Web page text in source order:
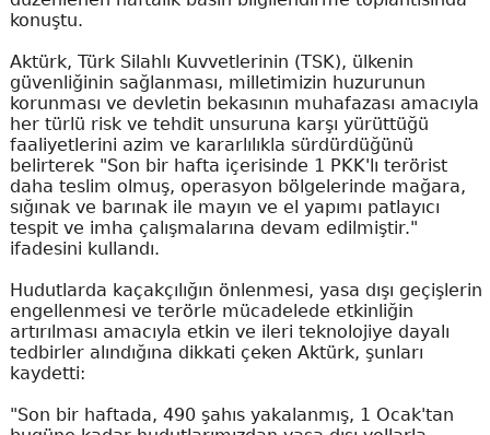
konuştu.
Aktürk, Türk Silahlı Kuvvetlerinin (TSK), ülkenin
güvenliğinin sağlanması, milletimizin huzurunun
korunması ve devletin bekasının muhafazası amacıyla
her türlü risk ve tehdit unsuruna karşı yürüttüğü
faaliyetlerini azim ve kararlılıkla sürdürdüğünü
belirterek "Son bir hafta içerisinde 1 PKK'lı terörist
daha teslim olmuş, operasyon bölgelerinde mağara,
sığınak ve barınak ile mayın ve el yapımı patlayıcı
tespit ve imha çalışmalarına devam edilmiştir."
ifadesini kullandı.
Hudutlarda kaçakçılığın önlenmesi, yasa dışı geçişlerin
engellenmesi ve terörle mücadelede etkinliğin
artırılması amacıyla etkin ve ileri teknolojiye dayalı
tedbirler alındığına dikkati çeken Aktürk, şunları
kaydetti:
"Son bir haftada, 490 şahıs yakalanmış, 1 Ocak'tan